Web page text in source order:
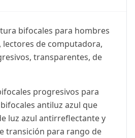
bifocales para hombres
lectores de computadora,
transparentes, de
progresivos para
antiluz azul que
luz azul antirreflectante y
transición para rango de